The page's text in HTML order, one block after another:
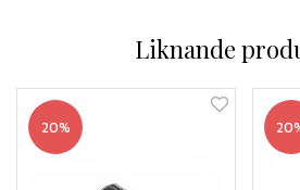
Liknande
20%